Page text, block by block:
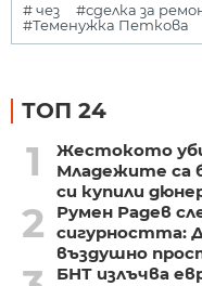
# чез
#сделка за
#Теменужка Петкова
ТОП 24
1
Жестокото
Младежите са
си купили
2
Румен Радев
сигурността:
въздушно
БНТ излъчва